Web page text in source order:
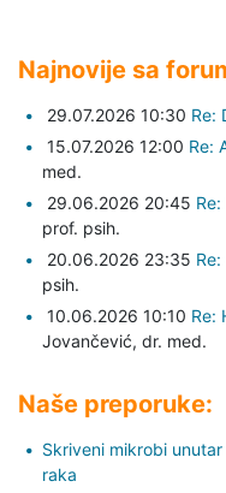
Najnovije sa
29.07.2026 10:30 Re:
15.07.2026 12:00 Re:
med.
29.06.2026 20:45
prof. psih.
20.06.2026 23:35
psih.
10.06.2026 10:10 Re:
Jovančević, dr. med.
Naše preporuke:
Skriveni mikrobi
raka